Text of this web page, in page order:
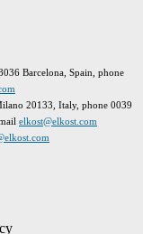
Barcelona, Spain, phone
20133, Italy, phone 0039
elkost@elkost.com